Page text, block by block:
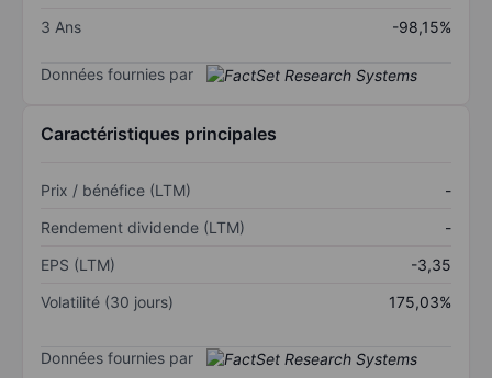
3 Ans
-98,15%
Données fournies par
Caractéristiques principales
Prix / bénéfice (LTM)
-
Rendement dividende (LTM)
-
EPS (LTM)
-3,35
Volatilité (30 jours)
175,03%
Données fournies par